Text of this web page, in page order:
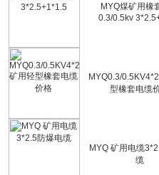
MYQ煤矿用橡
0.3/0.5kv
MYQ0.3/
型橡套电缆
MYQ 矿用电缆
缆